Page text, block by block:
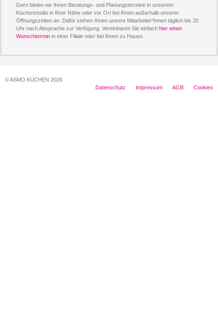
Gern bieten wir Ihnen Beratungs- und Planungstermine in unserem
Küchenstudio in Ihrer Nähe oder vor Ort bei Ihnen außerhalb unserer
Öffnungszeiten an. Dafür stehen Ihnen unsere Mitarbeiter*innen täglich bis 20
Uhr nach Absprache zur Verfügung. Vereinbaren Sie einfach hier einen
Wunschtermin in einer Filiale oder bei Ihnen zu Hause.
© ASMO KÜCHEN 2026
Datenschutz
Impressum AGB Cookies